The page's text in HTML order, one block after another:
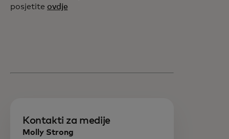
posjetite ovdje
Kontakti za medije
Molly Strong